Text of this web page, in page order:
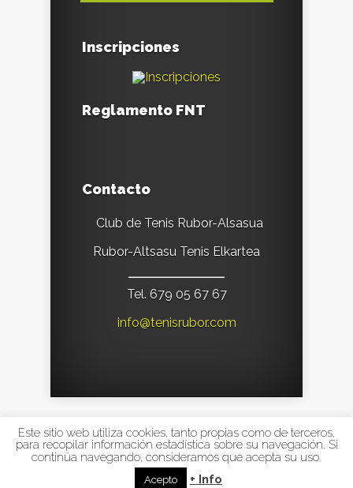
Inscripciones
Reglamento FNT
Contacto
Club de Tenis Rubor-Alsasua
Rubor-Altsasu Tenis Elkartea
Tel. 679 05 67 67
info@tenisrubor.com
Designed byElegant Themes| Powered by
WordPress
Este sitio web utiliza cookies, tanto propias como de terceros,
para recopilar información estadística sobre su navegación. Si
continúa navegando, consideramos que acepta su uso.
Acepto + Info